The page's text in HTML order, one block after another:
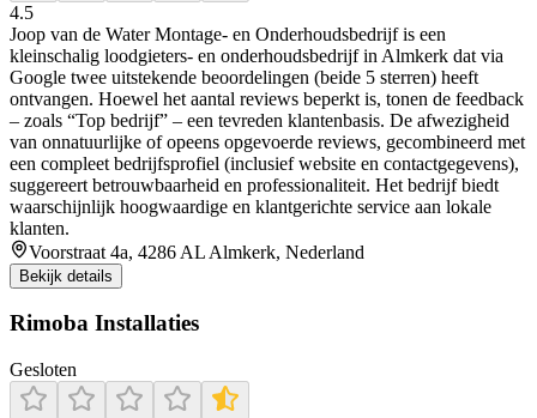
4.5
Joop van de Water Montage‑ en Onderhoudsbedrijf is een
kleinschalig loodgieters- en onderhoudsbedrijf in Almkerk dat via
Google twee uitstekende beoordelingen (beide 5 sterren) heeft
ontvangen. Hoewel het aantal reviews beperkt is, tonen de feedback
– zoals “Top bedrijf” – een tevreden klantenbasis. De afwezigheid
van onnatuurlijke of opeens opgevoerde reviews, gecombineerd met
een compleet bedrijfsprofiel (inclusief website en contactgegevens),
suggereert betrouwbaarheid en professionaliteit. Het bedrijf biedt
waarschijnlijk hoogwaardige en klantgerichte service aan lokale
klanten.
Voorstraat 4a, 4286 AL Almkerk, Nederland
Bekijk details
Rimoba Installaties
Gesloten